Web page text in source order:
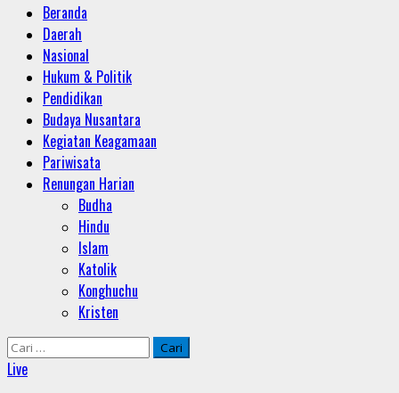
Primary
Menu
Beranda
Daerah
Nasional
Hukum & Politik
Pendidikan
Budaya Nusantara
Kegiatan Keagamaan
Pariwisata
Renungan Harian
Budha
Hindu
Islam
Katolik
Konghuchu
Kristen
Cari
untuk:
Live